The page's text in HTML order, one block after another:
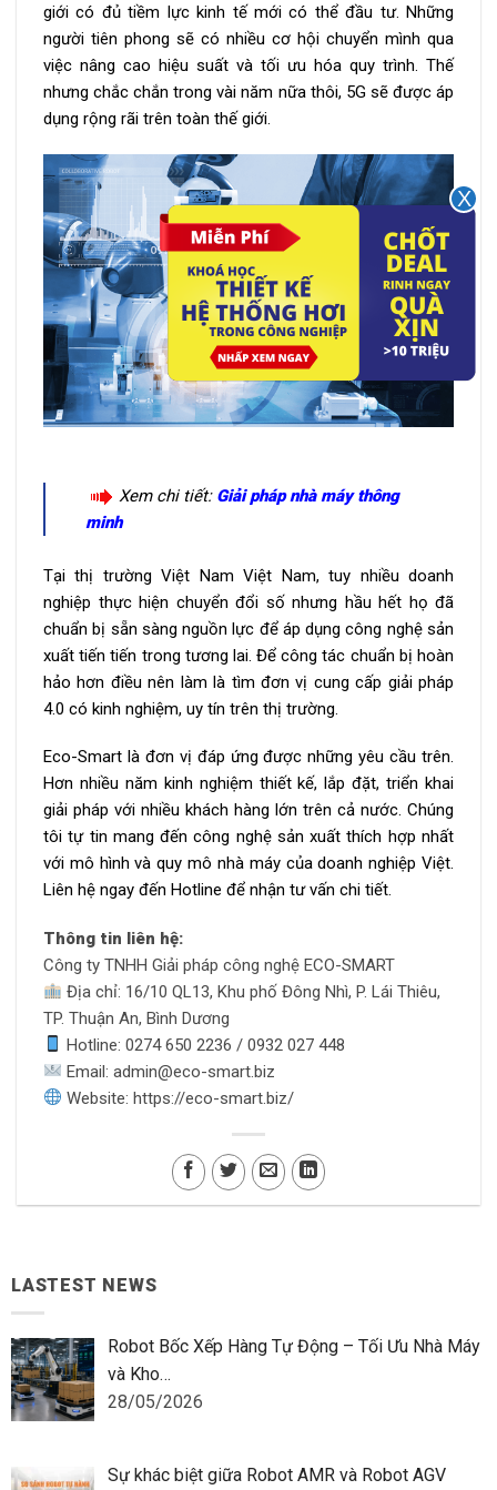
giới có đủ tiềm lực kinh tế mới có thể đầu tư. Những
người tiên phong sẽ có nhiều cơ hội chuyển mình qua
việc nâng cao hiệu suất và tối ưu hóa quy trình. Thế
nhưng chắc chắn trong vài năm nữa thôi, 5G sẽ được áp
dụng rộng rãi trên toàn thế giới.
Xem chi tiết: Giải pháp nhà máy thông
minh
Tại thị trường Việt Nam Việt Nam, tuy nhiều doanh
nghiệp thực hiện chuyển đổi số nhưng hầu hết họ đã
chuẩn bị sẵn sàng nguồn lực để áp dụng công nghệ sản
xuất tiến tiến trong tương lai. Để công tác chuẩn bị hoàn
hảo hơn điều nên làm là tìm đơn vị cung cấp giải pháp
4.0 có kinh nghiệm, uy tín trên thị trường.
Eco-Smart là đơn vị đáp ứng được những yêu cầu trên.
Hơn nhiều năm kinh nghiệm thiết kế, lắp đặt, triển khai
giải pháp với nhiều khách hàng lớn trên cả nước. Chúng
tôi tự tin mang đến công nghệ sản xuất thích hợp nhất
với mô hình và quy mô nhà máy của doanh nghiệp Việt.
Liên hệ ngay đến Hotline để nhận tư vấn chi tiết.
Thông tin liên hệ:
Công ty TNHH Giải pháp công nghệ ECO-SMART
Địa chỉ: 16/10 QL13, Khu phố Đông Nhì, P. Lái Thiêu,
TP. Thuận An, Bình Dương
Hotline: 0274 650 2236 / 0932 027 448
Email: admin@eco-smart.biz
Website: https://eco-smart.biz/
LASTEST NEWS
Robot Bốc Xếp Hàng Tự Động – Tối Ưu Nhà Máy
và Kho…
28/05/2026
Sự khác biệt giữa Robot AMR và Robot AGV